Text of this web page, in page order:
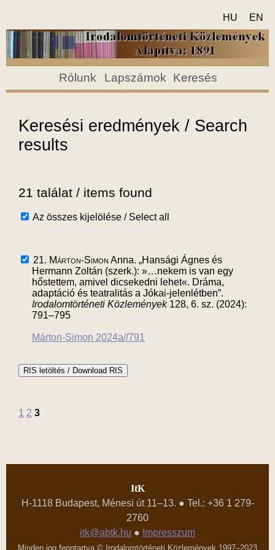
HU EN
Rólunk Lapszámok Keresés
Keresési eredmények / Search
results
21 találat / items found
Az összes kijelölése / Select all
21. Márton-Simon Anna. „Hansági Ágnes és
Hermann Zoltán (szerk.): »…nekem is van egy
hőstettem, amivel dicsekedni lehet«. Dráma,
adaptáció és teatralitás a Jókai-jelenlétben”.
Irodalomtörténeti Közlemények128, 6. sz. (2024):
791–795
Márton-Simon 2024a//791
1 2 3
ItK
H-1118 Budapest, Ménesi út 11–13. ● Tel.: +36 1 279-
2760
itk@abtk.hu ● Impresszum
Minden jog fenntartva © Irodalomtörténeti Közlemények 1997–2023